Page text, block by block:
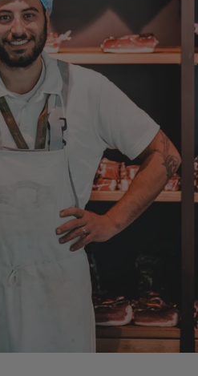
super einfach. Die Ware hat
Qualität und die Lieferung
und zuverlässig. 👍
6.8.2026
Bewertungen Lesen